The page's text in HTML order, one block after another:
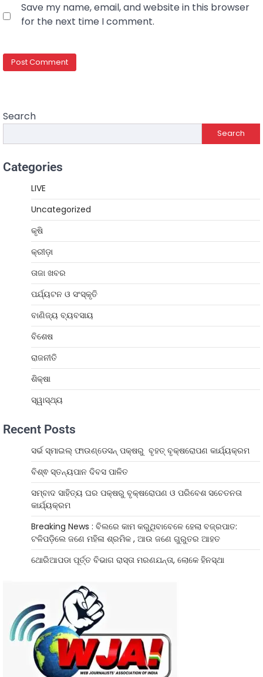
Save my name, email, and website in this browser
for the next time I comment.
Search
Search
Categories
LIVE
Uncategorized
କୃଷି
କ୍ରୀଡ଼ା
ତାଜା ଖବର
ପର୍ଯ୍ୟଟନ ଓ ସଂସ୍କୃତି
ବାଣିଜ୍ୟ ବ୍ୟବସାୟ
ବିଶେଷ
ରାଜନୀତି
ଶିକ୍ଷା
ସ୍ୱାସ୍ଥ୍ୟ
Recent Posts
ସର୍ଭ ସ୍ମାଇଲ୍ ଫାଉଣ୍ଡେସନ୍ ପକ୍ଷରୁ ବୃହତ୍ ବୃକ୍ଷରୋପଣ କାର୍ଯ୍ୟକ୍ରମ
ବିଶ୍ଵ ସ୍ତନ୍ୟପାନ ଦିବସ ପାଳିତ
ସମ୍ବାଦ ସାହିତ୍ୟ ଘର ପକ୍ଷରୁ ବୃକ୍ଷରୋପଣ ଓ ପରିବେଶ ସଚେତନତା
କାର୍ଯ୍ୟକ୍ରମ
Breaking News : ବିଲରେ କାମ କରୁଥିବାବେଳେ ହେଲା ବଜ୍ରପାତ:
ଟଳିପଡ଼ିଲେ ଜଣେ ମହିଳା ଶ୍ରମିକ , ଆଉ ଜଣେ ଗୁରୁତର ଆହତ
ଥୋରିଆପଡା ପୂର୍ତ୍ତ ବିଭାଗ ରାସ୍ତା ମରଣଯନ୍ତା, ଲୋକେ ହିନସ୍ଥା